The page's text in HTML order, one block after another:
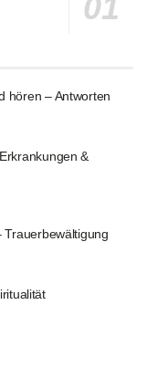
hören – Antworten
&